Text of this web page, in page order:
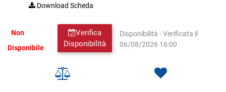
Download Scheda
Verifica
Disponibilità
Non
Disponibile
Disponibilità - Verificata il
06/08/2026 16:00